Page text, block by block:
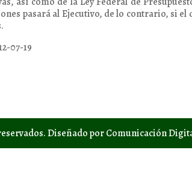
pasará al Ejecutivo, de lo contrario, si
07-19
Diseñado por Comunicación